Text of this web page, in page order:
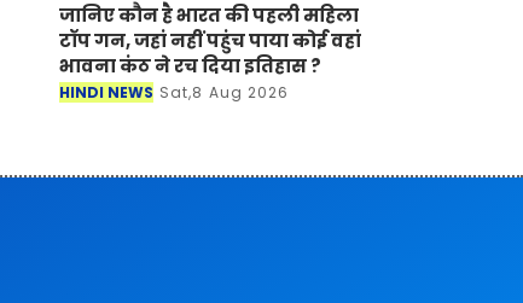
जानिए कौन है भारत की पहली महिला
टॉप गन, जहां नहीं पहुंच पाया कोई वहां
भावना कंठ ने रच दिया इतिहास ?
HINDI NEWS Sat,8 Aug 2026